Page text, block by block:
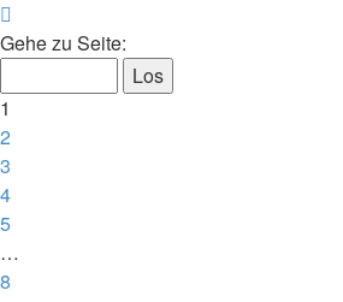
1
8
Gehe zu Seite:
1
2
3
4
5
…
8